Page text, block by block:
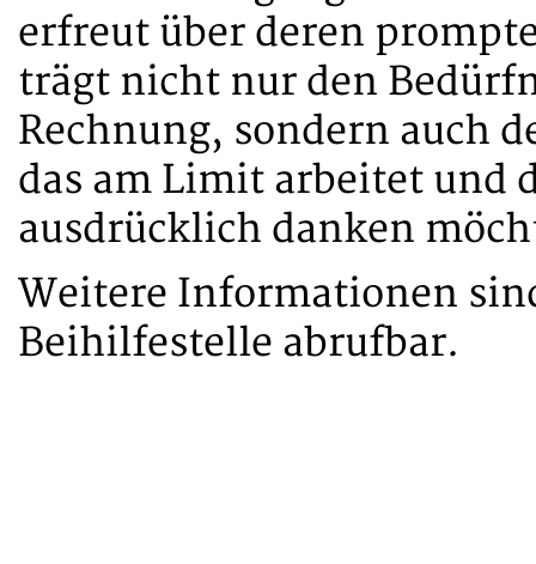
erfreut über deren
trägt nicht nur den
Rechnung, sondern auch
das am Limit arbeitet und
ausdrücklich danken
Weitere Informationen
Beihilfestelle abrufbar.